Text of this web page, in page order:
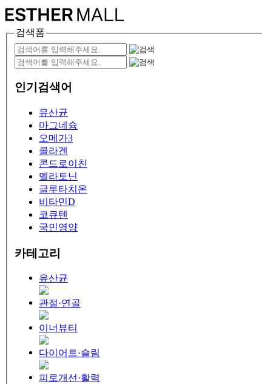
검색폼
인기검색어
유산균
마그네슘
오메가3
콜라겐
콘드로이친
멜라토닌
글루타치온
비타민D
코큐텐
국민영양
카테고리
유산균
관절·연골
이너뷰티
다이어트·슬림
피로개선·활력